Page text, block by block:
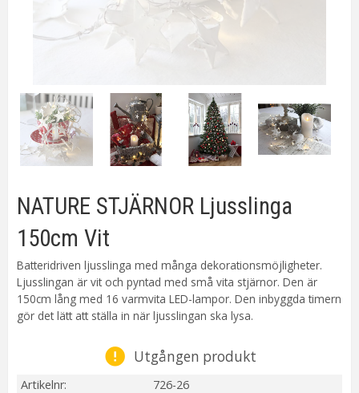
NATURE STJÄRNOR Ljusslinga
150cm Vit
Batteridriven ljusslinga med många dekorationsmöjligheter.
Ljusslingan är vit och pyntad med små vita stjärnor. Den är
150cm lång med 16 varmvita LED-lampor. Den inbyggda timern
gör det lätt att ställa in när ljusslingan ska lysa.
Utgången produkt
Artikelnr
726-26